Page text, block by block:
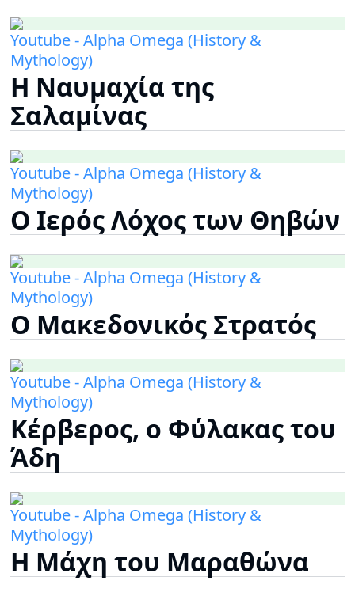
Youtube - Alpha Omega (History &
Mythology)
Η Ναυμαχία της
Σαλαμίνας
Youtube - Alpha Omega (History &
Mythology)
Ο Ιερός Λόχος των Θηβών
Youtube - Alpha Omega (History &
Mythology)
Ο Μακεδονικός Στρατός
Youtube - Alpha Omega (History &
Mythology)
Κέρβερος, ο Φύλακας του
Άδη
Youtube - Alpha Omega (History &
Mythology)
Η Μάχη του Μαραθώνα